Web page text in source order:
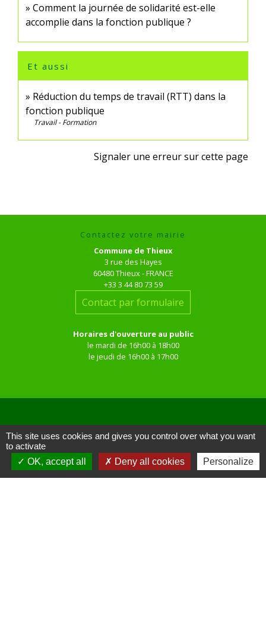
Comment la journée de solidarité est-elle
accomplie dans la fonction publique ?
Et aussi
Réduction du temps de travail (RTT) dans la
fonction publique
Travail - Formation
Signaler une erreur sur cette page
Contactez votre mairie
Commune de Thieux
3 rue des Hayes
60480 Thieux - FRANCE
+33 3 44 80 73 59
Contact par formulaire
Horaires d'ouverture au public
le mardi de 16h00 à 18h00
le jeudi de 16h00 à 17h00
Liens
Site réalisé par KOM Conseil
This site uses cookies and gives you control over what you want
to activate
OK, accept all
Deny all cookies Personalize